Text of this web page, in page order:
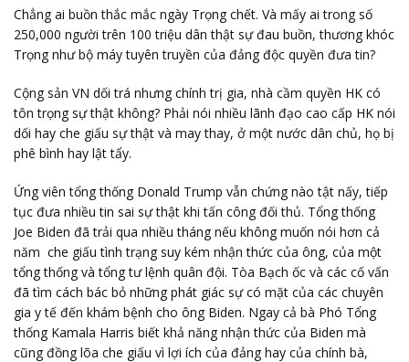
Chẳng ai buồn thắc mắc ngày Trọng chết. Và mấy ai trong số
250,000 người trên 100 triệu dân thật sự đau buồn, thương khóc
Trọng như bộ máy tuyên truyền của đảng độc quyền đưa tin?
Cộng sản VN dối trá nhưng chính trị gia, nhà cầm quyền HK có
tôn trọng sự thật không? Phải nói nhiều lãnh đạo cao cấp HK nói
dối hay che giấu sự thật và may thay, ở một nước dân chủ, họ bị
phê bình hay lật tẩy.
Ứng viên tổng thống Donald Trump vẫn chứng nào tật nấy, tiếp
tục đưa nhiều tin sai sự thật khi tấn công đối thủ. Tổng thống
Joe Biden đã trải qua nhiều tháng nếu không muốn nói hơn cả
năm che giấu tình trạng suy kém nhận thức của ông, của một
tổng thống và tổng tư lệnh quân đội. Tòa Bạch ốc và các cố vấn
đã tìm cách bác bỏ những phát giác sự có mặt của các chuyên
gia y tế đến khám bệnh cho ông Biden. Ngay cả bà Phó Tổng
thống Kamala Harris biết khả năng nhận thức của Biden mà
cũng đồng lõa che giấu vì lợi ích của đảng hay của chính bà,